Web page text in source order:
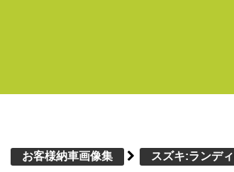
お客様納車画像集 スズキ:ランディ